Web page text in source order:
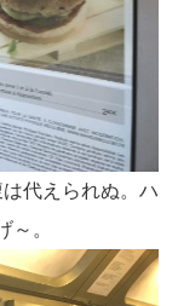
代えられぬ。ハ
～。